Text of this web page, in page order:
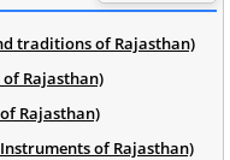
and traditions of Rajasthan)
of Rajasthan)
Rajasthan)
Instruments of Rajasthan)